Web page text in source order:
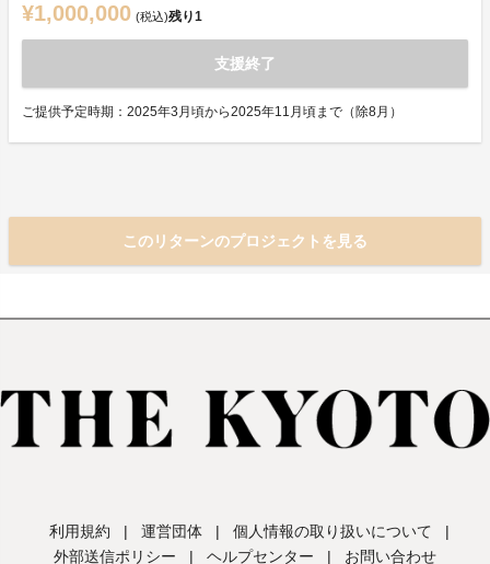
¥1,000,000 (税込)残り1
支援終了
ご提供予定時期：2025年3月頃から2025年11月頃まで（除8月）
このリターンのプロジェクトを見る
利用規約 | 運営団体 | 個人情報の取り扱いについて
|
外部送信ポリシー
| ヘルプセンター | お問い合わせ